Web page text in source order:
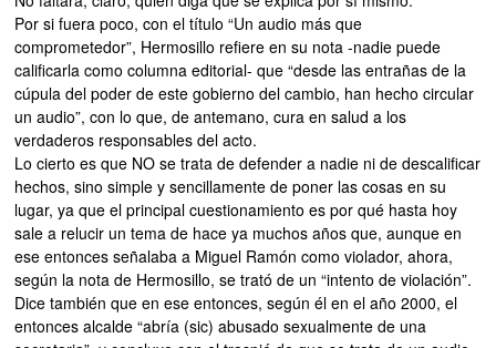
Por si fuera poco, con el título “Un audio más que
comprometedor”, Hermosillo refiere en su nota -nadie puede
calificarla como columna editorial- que “desde las entrañas de la
cúpula del poder de este gobierno del cambio, han hecho circular
un audio”, con lo que, de antemano, cura en salud a los
verdaderos responsables del acto.
Lo cierto es que NO se trata de defender a nadie ni de descalificar
hechos, sino simple y sencillamente de poner las cosas en su
lugar, ya que el principal cuestionamiento es por qué hasta hoy
sale a relucir un tema de hace ya muchos años que, aunque en
ese entonces señalaba a Miguel Ramón como violador, ahora,
según la nota de Hermosillo, se trató de un “intento de violación”.
Dice también que en ese entonces, según él en el año 2000, el
entonces alcalde “abría (sic) abusado sexualmente de una